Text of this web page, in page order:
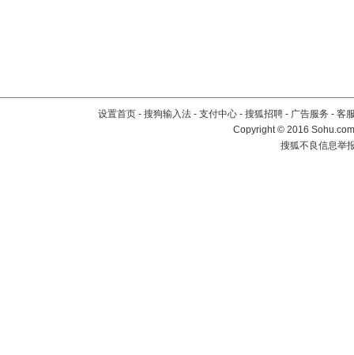
设置首页 - 搜狗输入法 - 支付中心 - 搜狐招聘 - 广告服务 - 客
Copyright©2016
搜狐不良信息举